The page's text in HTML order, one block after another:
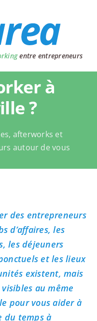
entre entrepreneurs
à
?
afterworks et
autour de vous
des entrepreneurs
d’affaires, les
les déjeuners
et les lieux
existent, mais
au même
pour vous aider à
du temps à